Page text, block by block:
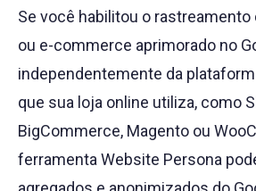
Se você habilitou o
ou e-commerce aprimorado no
independentemente da
que sua loja online utiliza, como
BigCommerce, Magento ou
ferramenta Website Persona